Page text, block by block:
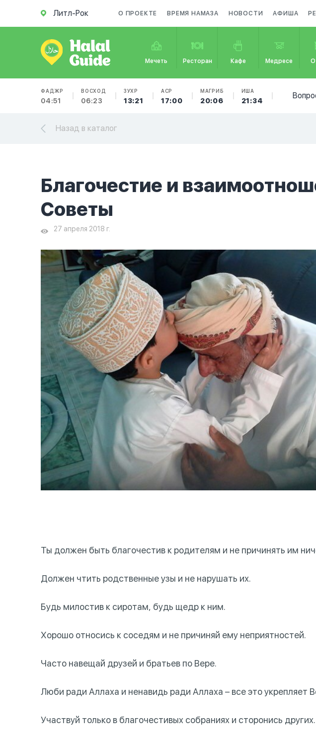
Литл-Рок О ПРОЕКТЕ ВРЕМЯ НАМАЗА НОВОСТИ АФИША
Мечеть Ресторан Кафе Медресе
ФАДЖР
04:51
ВОСХОД
06:23
ЗУХР
13:21
АСР
17:00
МАГРИБ
20:06
ИША
21:34
Назад в каталог
Благочестие и
Советы
27 апреля 2018 г.
Ты должен быть благочестив к родителям и не причинять им
Должен чтить родственные узы и не нарушать их.
Будь милостив к сиротам, будь щедр к ним.
Хорошо относись к соседям и не причиняй ему неприятностей.
Часто навещай друзей и братьев по Вере.
Люби ради Аллаха и ненавидь ради Аллаха – все это укрепляет
Участвуй только в благочестивых собраниях и сторонись других.